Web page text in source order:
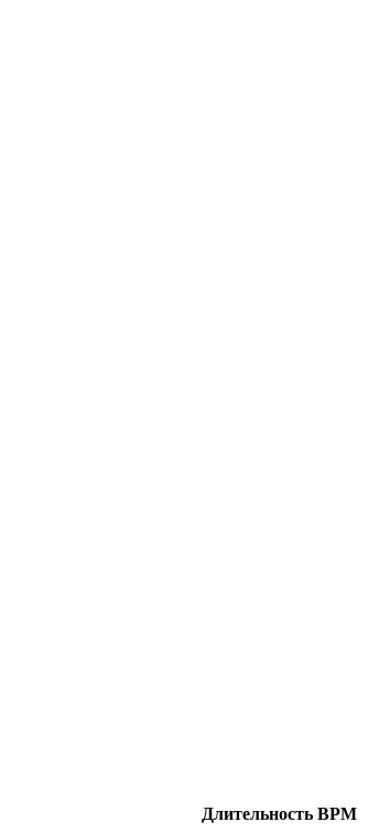
Длительность BPM